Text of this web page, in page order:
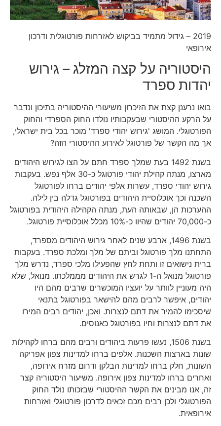
2019 – גידול מתמיד בביקוש לאזרחות פורטוגלית ודרכון
אירופאי
היסטוריה על קצה המזלג – גירוש
יהדות ספרד
בואו נרענן קצת את הזיכרון משיעורי ההיסטוריה בתיכון ונדבר
על הרקע ההיסטורי שבעקבותיו נולדו החוק הספרדי והחוק
הפורטוגלי. המושג 'גירוש יהודי ספרד' מוכר בכל בית ישראלי,
אך מה הקשר של פורטוגל לאירוע ההיסטורי הזה?
בשנת 1492 בעת שמלך ספרד חתם על הצו לגירוש היהודים
מארצו, מנתה קהילת יהודי פורטוגל כ-30 אלף נפש. בעקבות
גירוש יהודי ספרד, עשרות אלפי יהודים ברחו לפורטוגל
השכנה וכך אוכלוסיית היהודים בפורטוגל גדלה בין לילה.
ההערכות הן, שבאותה העת, מנתה הקהילה היהודית בפורטוגל
כ-70,000 יהודים שהיוו כ-10% מכלל אוכלוסיית פורטוגל.
בשנת 1496, ארבע שנים לאחר גירוש היהודים מספרד,
התחתנו מלך פורטוגל וביתם של מלך ומלכת ספרד. בעקבות
ברית נישואים זו ותחת לחץ שהפעילו מלכי ספרד, נדרש מלך
פורטוגל מנואל ה-1 לגרש את היהודים מממלכתו. מנואל, שלא
היה מעוניין לוותר על יועציו המוכשרים שרבים מהם היו
יהודים, איפשר לרבים מהם להישאר בפורטוגל בתנאי
שיסכימו להמיר את דתם לנצרות. ואכן, יהודים רבים המירו
את דתם לנצרות וחיו בפורטוגל כאנוסים.
בשנת 1506, נעשו פרעות ביהודים ורבים מהם ברחו לקהילות
שונות בארצות השכנות. אלפים ברחו למדינות צפון אפריקה
השונות, חלק ברחו למדינות הבלקן ודרום מזרח אירופה,
ואחרים ברחו למדינות צפון אירופה. משיעור היסטוריה קצר
זה, אנו מבינים את הקשר ההיסטורי שבזכותו נולד החוק
הפורטוגלי ולכן רבים מכם זכאים לדרכון פורטוגלי ואזרחות
אירופאית.